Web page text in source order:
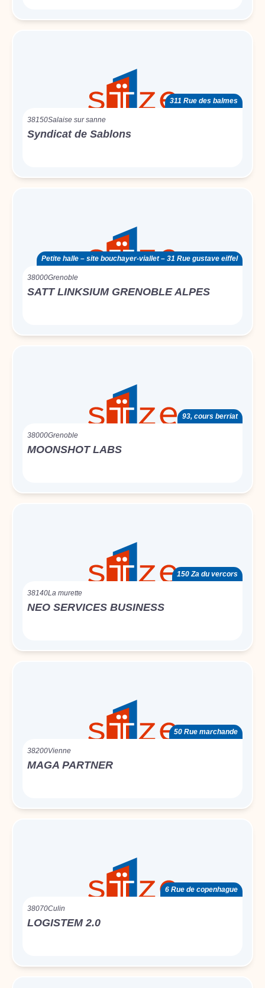
311 Rue des balmes
38150Salaise sur sanne
Syndicat de Sablons
Petite halle – site bouchayer-viallet – 31 Rue gustave eiffel
38000Grenoble
SATT LINKSIUM GRENOBLE ALPES
93, cours berriat
38000Grenoble
MOONSHOT LABS
150 Za du vercors
38140La murette
NEO SERVICES BUSINESS
50 Rue marchande
38200Vienne
MAGA PARTNER
6 Rue de copenhague
38070Culin
LOGISTEM 2.0